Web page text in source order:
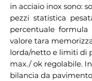
in acciaio inox sono:
pezzi  statistica
percentuale  formula
valore tara
lorda/netto e limiti di
max./ ok regolabile.
bilancia da